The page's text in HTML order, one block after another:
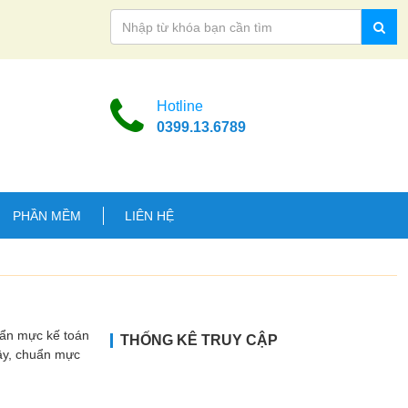
Hotline
0399.13.6789
PHẦN MỀM LIÊN HỆ
mực kế toán
chuẩn mực
THỐNG KÊ TRUY CẬP